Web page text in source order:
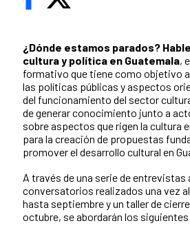
¿Dónde estamos parados?
cultura y política en Guatemala,
formativo que tiene como objetivo
las políticas públicas y aspectos
del funcionamiento del sector
de generar conocimiento junto a
sobre aspectos que rigen la cultura
para la creación de propuestas
promover el desarrollo cultural en
A través de una serie de entrevistas
conversatorios realizados una vez
hasta septiembre y un taller de
octubre, se abordarán los